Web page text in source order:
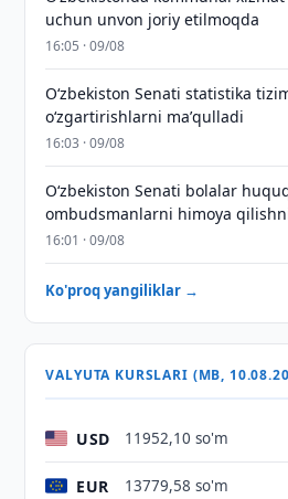
uchun unvon joriy etilmoqda
16:05 · 09/08
Oʻzbekiston Senati statistika
oʻzgartirishlarni maʼqulladi
16:03 · 09/08
Oʻzbekiston Senati bolalar
ombudsmanlarni himoya
16:01 · 09/08
Ko'proq yangiliklar →
VALYUTA KURSLARI (MB,
USD 11952,10 so'm
EUR 13779,58 so'm